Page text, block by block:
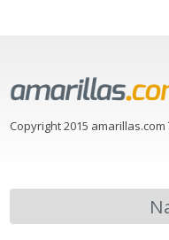
Copyright 2015